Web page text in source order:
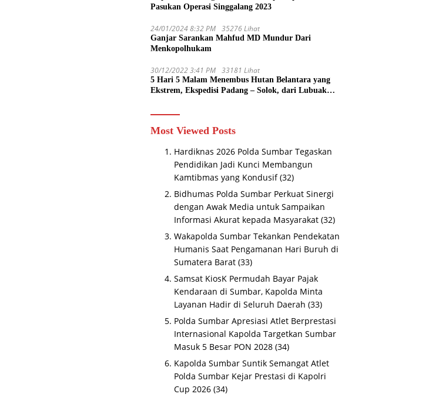
Pasukan Operasi Singgalang 2023
24/01/2024 8:32 PM 35276 Lihat
Ganjar Sarankan Mahfud MD Mundur Dari
Menkopolhukam
30/12/2022 3:41 PM 33181 Lihat
5 Hari 5 Malam Menembus Hutan Belantara yang
Ekstrem, Ekspedisi Padang – Solok, dari Lubuak
Most Viewed Posts
Hardiknas 2026 Polda Sumbar Tegaskan
Pendidikan Jadi Kunci Membangun
Kamtibmas yang Kondusif (32)
Bidhumas Polda Sumbar Perkuat Sinergi
dengan Awak Media untuk Sampaikan
Informasi Akurat kepada Masyarakat (32)
Wakapolda Sumbar Tekankan Pendekatan
Humanis Saat Pengamanan Hari Buruh di
Sumatera Barat (33)
Samsat KiosK Permudah Bayar Pajak
Kendaraan di Sumbar, Kapolda Minta
Layanan Hadir di Seluruh Daerah (33)
Polda Sumbar Apresiasi Atlet Berprestasi
Internasional Kapolda Targetkan Sumbar
Masuk 5 Besar PON 2028 (34)
Kapolda Sumbar Suntik Semangat Atlet
Polda Sumbar Kejar Prestasi di Kapolri
Cup 2026 (34)